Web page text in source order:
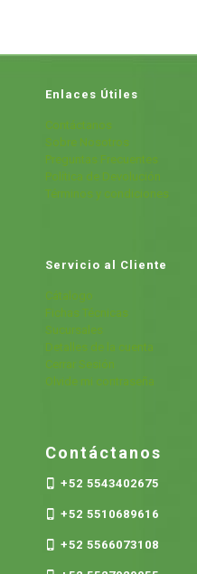
Enlaces Útiles
Contáctanos
Sobre Nosotros
Preguntas Frecuentes
Política de Devolución
Términos y condiciones
Servicio al Cliente
Cátalogo
Fichas Técnicas
Sucursales
Detalles de la cuenta
Cerrar Sesión
Olvide mi contraseña
Contáctanos
+52 5543402675
+52 5510689616
+52 5566073108